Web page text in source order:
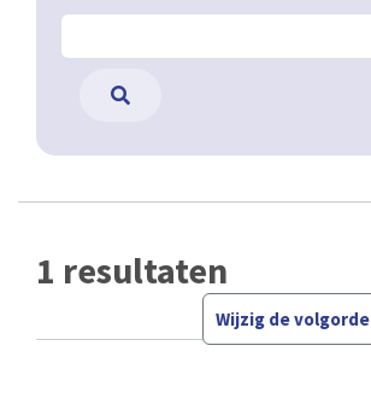
1 resultaten
Wijzig de volgorde